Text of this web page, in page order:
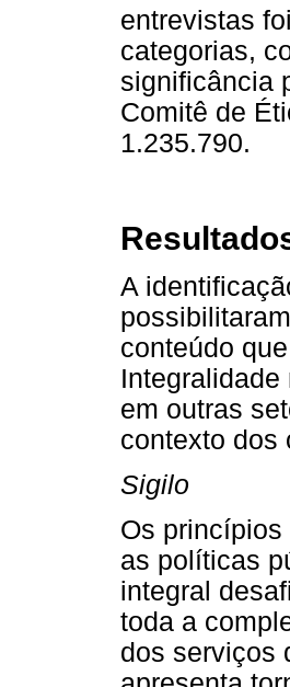
entrevistas
categorias,
significância
Comitê de
1.235.790.
A
conteúdo
em outras
contexto dos
Sigilo
Os
as políticas
integral
toda a
dos serviços